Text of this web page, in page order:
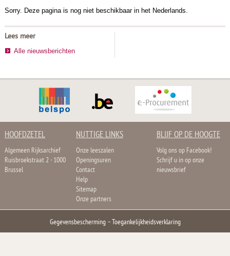
Sorry. Deze pagina is nog niet beschikbaar in het Nederlands.
Lees meer
Alle nieuwsberichten
HOOFDZETEL
Algemeen Rijksarchief
Ruisbroekstraat 2 - 1000
Brussel
NUTTIGE LINKS
Onze leeszalen
Openingsuren
Contact
Help
Sitemap
Onze partners
BLIJF OP DE HOOGTE
Volg ons op Facebook!
Schrijf u in op onze
nieuwsbrief
Gegevensbescherming–Toegankelijkheidsverklaring